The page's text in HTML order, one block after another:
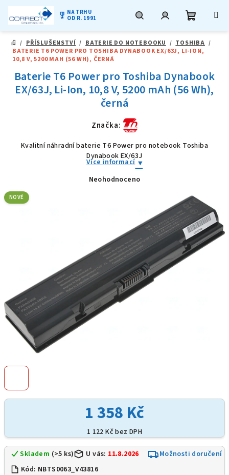
obsah
military_tech NA TRHU
OD R. 1991
DOMŮ
/ PŘÍSLUŠENSTVÍ / BATERIE DO NOTEBOOKU / TOSHIBA /
BATERIE T6 POWER PRO TOSHIBA DYNABOOK EX/63J, LI-ION,
10,8 V, 5200 MAH (56 WH), ČERNÁ
1 358 Kč
1 122 Kč bez DPH
Skladem (>5 ks) U vás: 11.8.2026
Možnosti doručení
Kód: NBTS0063_V43816
Baterie T6 Power pro Toshiba Dynabook
EX/63J, Li-Ion, 10,8 V, 5200 mAh (56 Wh),
černá
Značka:
Kvalitní náhradní baterie T6 Power pro notebook Toshiba
Dynabook EX/63J
Více informací
Průměrné
hvězdiček.
Neohodnoceno
NOVÉ